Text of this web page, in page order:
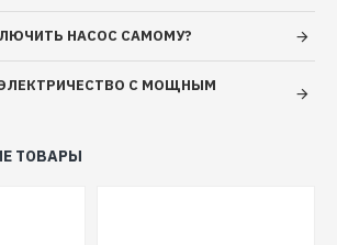
нержавеющая сталь AISI 304;
технополимер;
разделительная:
НАСОС САМОМУ?
С МОЩНЫМ
ТОВАРЫ